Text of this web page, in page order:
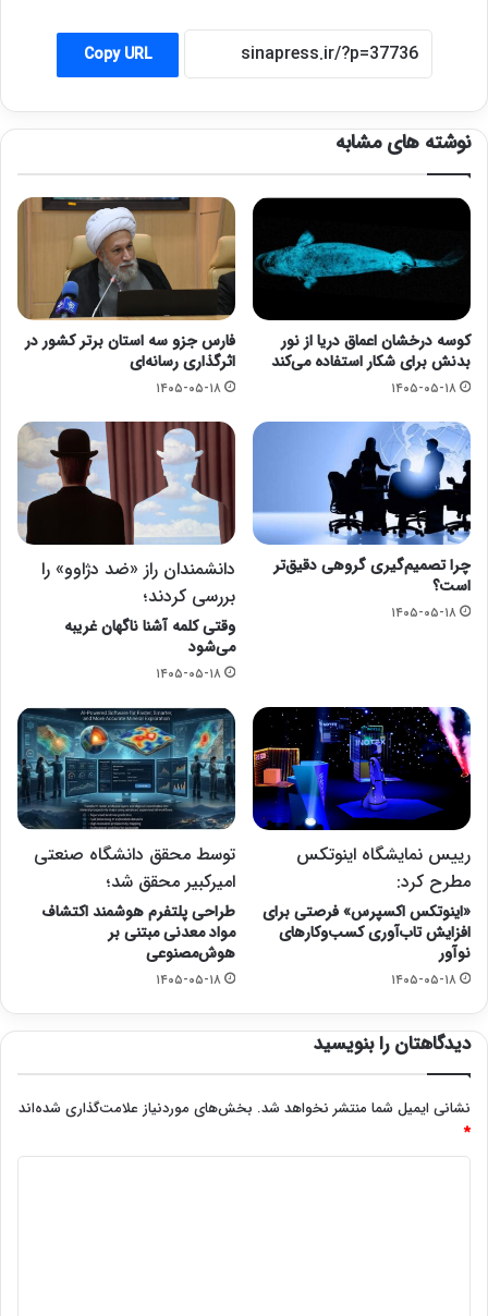
Copy URL
نوشته های مشابه
کوسه درخشان اعماق دریا از نور
بدنش برای شکار استفاده می‌کند
۱۴۰۵-۰۵-۱۸
فارس جزو سه استان برتر کشور در
اثرگذاری رسانه‌ای
۱۴۰۵-۰۵-۱۸
چرا تصمیم‌گیری گروهی دقیق‌تر
است؟
۱۴۰۵-۰۵-۱۸
دانشمندان راز «ضد دژاوو» را
بررسی کردند؛
وقتی کلمه آشنا ناگهان غریبه
می‌شود
۱۴۰۵-۰۵-۱۸
رییس نمایشگاه اینوتکس
مطرح کرد:
«اینوتکس اکسپرس» فرصتی برای
افزایش تاب‌آوری کسب‌وکارهای
نوآور
۱۴۰۵-۰۵-۱۸
توسط محقق دانشگاه صنعتی
امیرکبیر محقق شد؛
طراحی پلتفرم هوشمند اکتشاف
مواد معدنی مبتنی بر
هوش‌مصنوعی
۱۴۰۵-۰۵-۱۸
دیدگاهتان را بنویسید
نشانی ایمیل شما منتشر نخواهد شد. بخش‌های موردنیاز علامت‌گذاری شده‌اند
*